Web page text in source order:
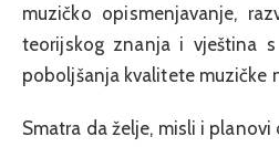
muzičko opismenjavanje,
teorijskog znanja i vještina
poboljšanja kvalitete muzičke
Smatra da želje, misli i